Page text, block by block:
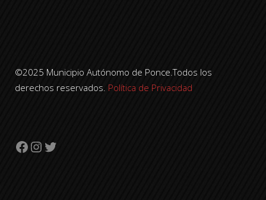
©2025 Municipio Autónomo de Ponce.Todos los
derechos reservados. Política de Privacidad
Facebook
Instagram
Twitter